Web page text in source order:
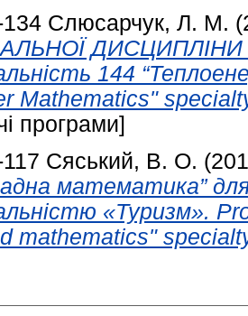
Слюсарчук, Л. М.
ДИСЦИПЛІНИ
144
Mathematics"
програми]
Сяський, В. О.
математика”
«Туризм».
mathematics"